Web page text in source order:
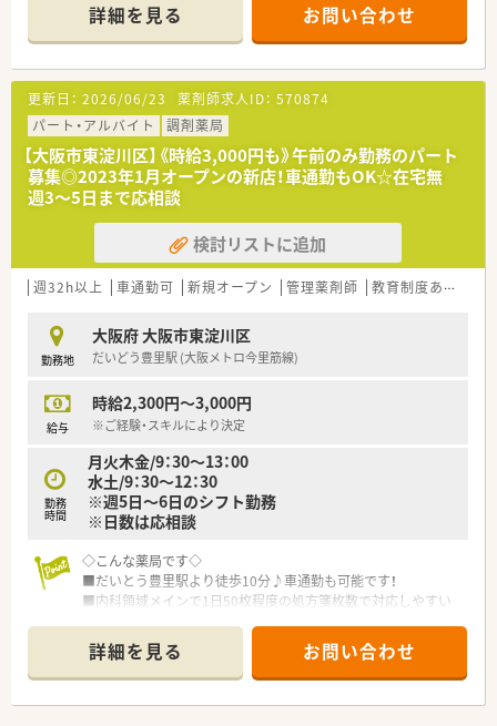
■薬剤師でもある代表を中心に、
心身の健康増進を目指したより良い医療・介護・健康増進サー
ビスの提供を目指します。
■年に一度、社長など役職者との個別面談もあり、
風通しのよい社風が魅力のひとつです。
詳細を見る お問い合わせ
更新日： 2026/06/23 薬剤師求人ID： 570874
パート・アルバイト
調剤薬局
【大阪市東淀川区】《時給3,000円も》午前のみ勤務のパート
募集◎2023年1月オープンの新店！車通勤もOK☆在宅無
週3～5日まで応相談
検討リストに追加
週32h以上 車通勤可 新規オープン 管理薬剤師 教育制度あり
勤務地
大阪府 大阪市東淀川区
だいどう豊里駅 (大阪メトロ今里筋線)
給与
時給2,300円～3,000円
※ご経験・スキルにより決定
勤務
時間
月火木金/9：30～13：00
水土/9：30～12：30
※週5日～6日のシフト勤務
※日数は応相談
◇こんな薬局です◇
■だいとう豊里駅より徒歩10分♪車通勤も可能です！
■内科領域メインで1日50枚程度の処方箋枚数で対応しやすい
◇こんな法人です◇
■北九州に本部があり、鹿児島や神奈川・東京など関東エリアで
OTC.・調剤薬局合わせて約109店舗を展開しています。
詳細を見る お問い合わせ